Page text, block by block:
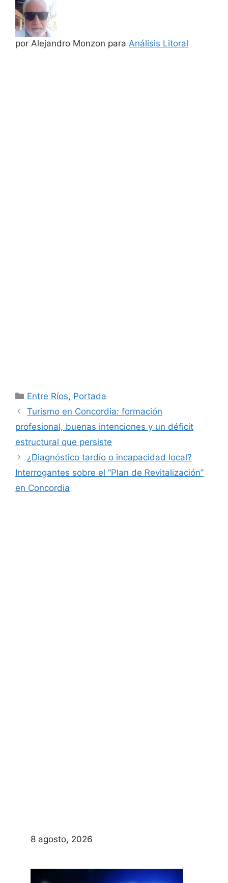
por Alejandro Monzon para Análisis Litoral
Categorías
Entre Ríos, Portada
Turismo en Concordia: formación
profesional, buenas intenciones y un déficit
estructural que persiste
¿Diagnóstico tardío o incapacidad local?
Interrogantes sobre el “Plan de Revitalización”
en Concordia
8 agosto, 2026